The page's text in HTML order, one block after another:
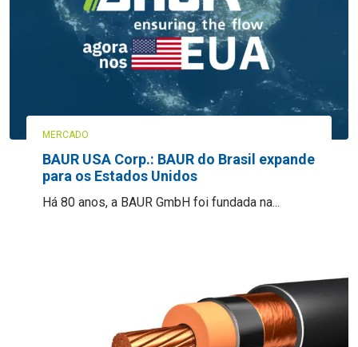
MERCADO
BAUR USA Corp.: BAUR do Brasil expande
para os Estados Unidos
Há 80 anos, a BAUR GmbH foi fundada na...